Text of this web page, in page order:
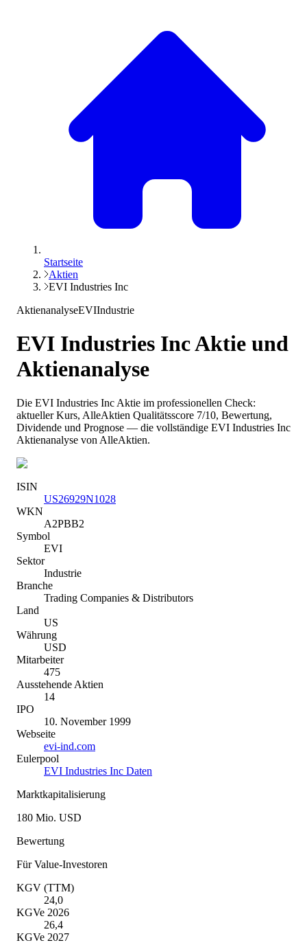
Startseite
Aktien
EVI Industries Inc
AktienanalyseEVIIndustrie
EVI Industries IncAktie und
Aktienanalyse
Die EVI Industries Inc Aktie im professionellen Check:
aktueller Kurs, AlleAktien Qualitätsscore 7/10, Bewertung,
Dividende und Prognose — die vollständige EVI Industries Inc
Aktienanalyse von AlleAktien.
ISIN
US26929N1028
WKN
A2PBB2
Symbol
EVI
Sektor
Industrie
Branche
Trading Companies & Distributors
Land
US
Währung
USD
Mitarbeiter
475
Ausstehende Aktien
14
IPO
10. November 1999
Webseite
evi-ind.com
Eulerpool
EVI Industries Inc Daten
Marktkapitalisierung
180 Mio. USD
Bewertung
Für Value-Investoren
KGV (TTM)
24,0
KGVe 2026
26,4
KGVe 2027